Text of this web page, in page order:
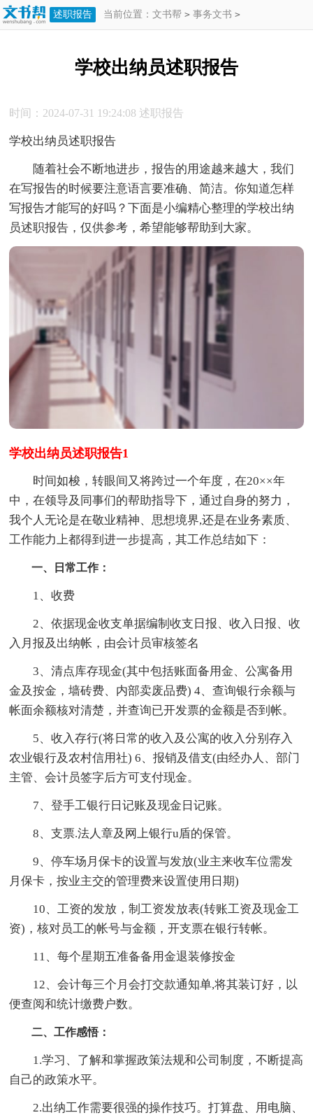
述职报告 当前位置： 文书帮 > 事务文书 >
学校出纳员述职报告
时间：2024-07-31 19:24:08 述职报告
学校出纳员述职报告
随着社会不断地进步，报告的用途越来越大，我们
在写报告的时候要注意语言要准确、简洁。你知道怎样
写报告才能写的好吗？下面是小编精心整理的学校出纳
员述职报告，仅供参考，希望能够帮助到大家。
学校出纳员述职报告1
时间如梭，转眼间又将跨过一个年度，在20××年
中，在领导及同事们的帮助指导下，通过自身的努力，
我个人无论是在敬业精神、思想境界,还是在业务素质、
工作能力上都得到进一步提高，其工作总结如下：
一、日常工作：
1、收费
2、依据现金收支单据编制收支日报、收入日报、收
入月报及出纳帐，由会计员审核签名
3、清点库存现金(其中包括账面备用金、公寓备用
金及按金，墙砖费、内部卖废品费) 4、查询银行余额与
帐面余额核对清楚，并查询已开发票的金额是否到帐。
5、收入存行(将日常的收入及公寓的收入分别存入
农业银行及农村信用社) 6、报销及借支(由经办人、部门
主管、会计员签字后方可支付现金。
7、登手工银行日记账及现金日记账。
8、支票.法人章及网上银行u盾的保管。
9、停车场月保卡的设置与发放(业主来收车位需发
月保卡，按业主交的管理费来设置使用日期)
10、工资的发放，制工资发放表(转账工资及现金工
资)，核对员工的帐号与金额，开支票在银行转帐。
11、每个星期五准备备用金退装修按金
12、会计每三个月会打交款通知单,将其装订好，以
便查阅和统计缴费户数。
二、工作感悟：
1.学习、了解和掌握政策法规和公司制度，不断提高
自己的政策水平。
2.出纳工作需要很强的操作技巧。打算盘、用电脑、